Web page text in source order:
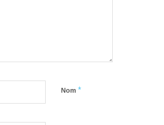
Nom *